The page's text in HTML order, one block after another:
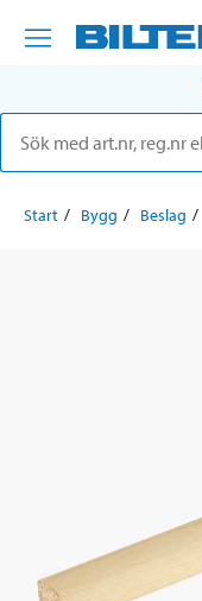
Start Bygg Beslag